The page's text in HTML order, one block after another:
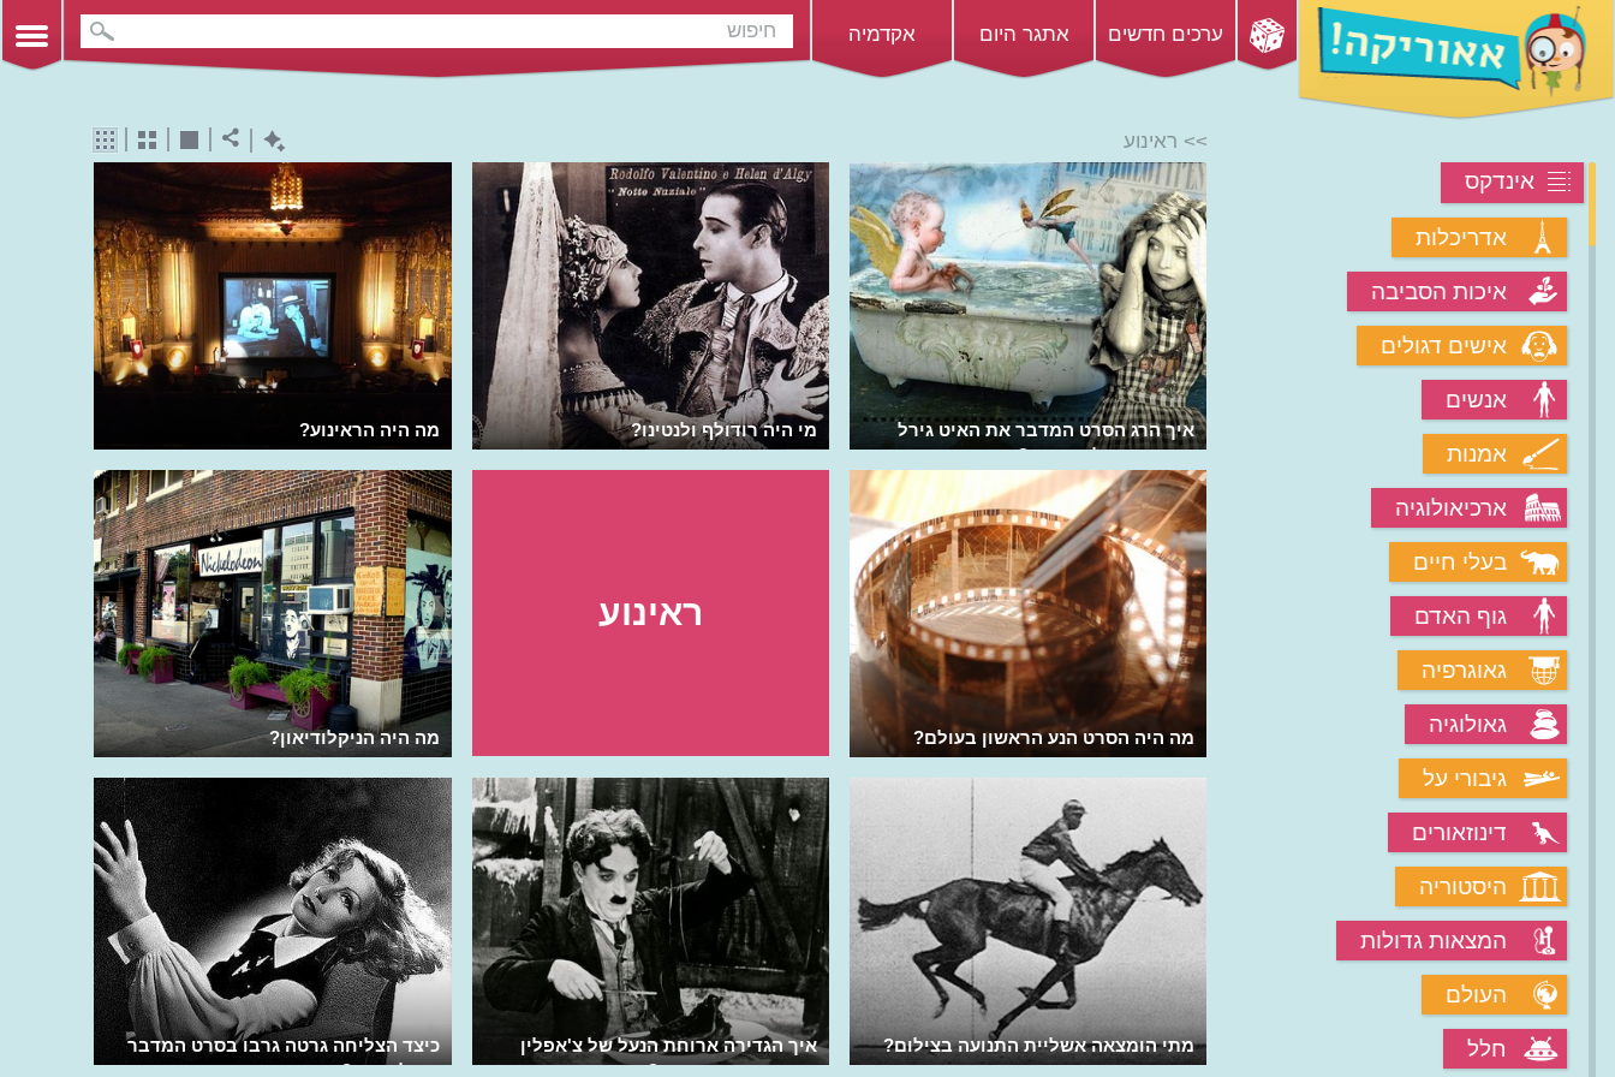
ערכים חדשים אתגר היום אקדמיה
אינדקס
אדריכלות
איכות הסביבה
אישים דגולים
אנשים
אמנות
ארכיאולוגיה
בעלי חיים
גוף האדם
גאוגרפיה
גאולוגיה
גיבורי על
דינוזאורים
היסטוריה
המצאות גדולות
העולם
חלל
>> ראינוע
מה היה הראינוע? מי היה רודולף ולנטינו?
איך הרג הסרט המדבר את האיט גירל
הראשונה קלרה בואו?
מה היה הניקלודיאון?
ראינוע
מה היה הסרט הנע הראשון בעולם?
כיצד הצליחה גרטה גרבו בסרט המדבר
אפילו יותר?
איך הגדירה ארוחת הנעל של צ'אפלין
מחדש את הקומדיה?
מתי הומצאה אשליית התנועה בצילום?
מי המציאו את הקולנוע ואיך זה היה
בהתחלה?
מה זה פנטזמגוריה בתולדות הקולנוע?
מי היה כוכב הקולנוע הגדול של תקופת
הסרט האילם?